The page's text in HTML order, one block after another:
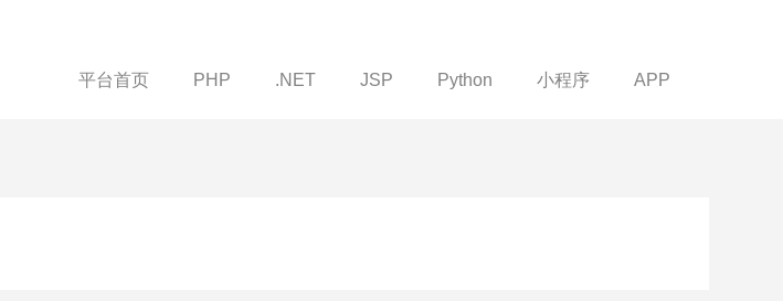
平台首页 PHP .NET JSP Python 小程序 APP